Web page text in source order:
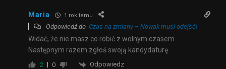
Maria 1 rok temu
Odpowiedź do Czas na zmiany – Nowak musi odejść!
Widać, że nie masz co robić z wolnym czasem.
Następnym razem zgłoś swoją kandydaturę.
2 0 Odpowiedz